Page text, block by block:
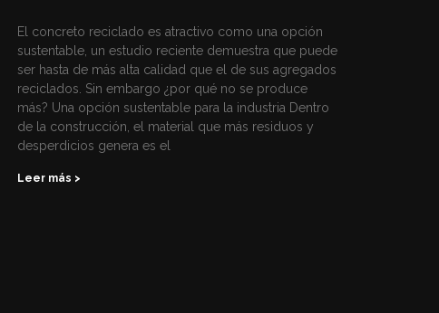
El concreto reciclado es atractivo como una opción
sustentable, un estudio reciente demuestra que puede
ser hasta de más alta calidad que el de sus agregados
reciclados. Sin embargo ¿por qué no se produce
más? Una opción sustentable para la industria Dentro
de la construcción, el material que más residuos y
desperdicios genera es el
Leer más >